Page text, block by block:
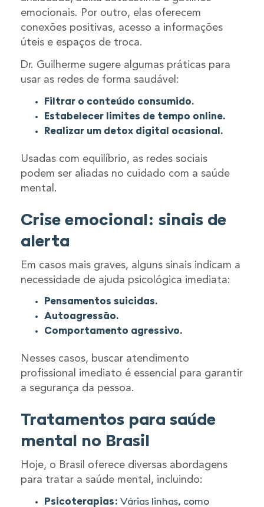
emocionais. Por outro, elas oferecem
conexões positivas, acesso a informações
úteis e espaços de troca.
Dr. Guilherme sugere algumas práticas para
usar as redes de forma saudável:
Filtrar o conteúdo consumido.
Estabelecer limites de tempo online.
Realizar um detox digital ocasional.
Usadas com equilíbrio, as redes sociais
podem ser aliadas no cuidado com a saúde
mental.
Crise emocional: sinais de
alerta
Em casos mais graves, alguns sinais indicam a
necessidade de ajuda psicológica imediata:
Pensamentos suicidas.
Autoagressão.
Comportamento agressivo.
Nesses casos, buscar atendimento
profissional imediato é essencial para garantir
a segurança da pessoa.
Tratamentos para saúde
mental no Brasil
Hoje, o Brasil oferece diversas abordagens
para tratar a saúde mental, incluindo:
Psicoterapias: Várias linhas, como